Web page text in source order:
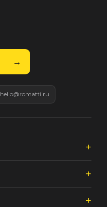
hello@romatti.ru